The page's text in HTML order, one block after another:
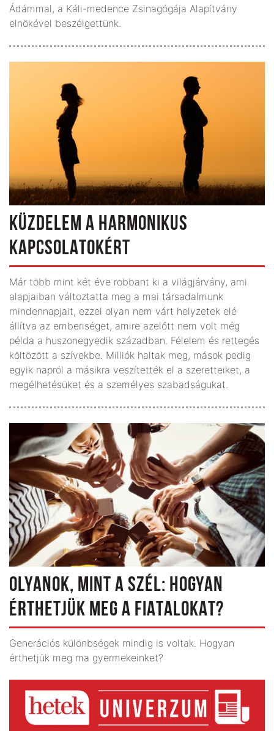
Ádámmal, a Káli-medence Zsinagógája Alapítvány
elnökével beszélgettünk.
KÜZDELEM A HARMONIKUS
KAPCSOLATOKÉRT
Már több mint két éve robbant ki a világjárvány, ami
alapjaiban változtatta meg a mai társadalmunk
mindennapjait, ezzel olyan nem várt helyzetek elé
állítva az emberiséget, amire azelőtt nem volt még
példa a huszonegyedik században. Félelem és rettegés
költözött a szívekbe. Milliók haltak meg, mások pedig
egyik napról a másikra veszítették el a szeretteiket, a
megélhetésüket és a személyes szabadságukat.
OLYANOK, MINT A SZÉL: HOGYAN
ÉRTHETJÜK MEG A FIATALOKAT?
Generációs különbségek mindig is voltak. Hogyan
érthetjük meg ma gyermekeinket?